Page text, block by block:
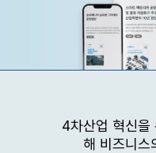
4차산업 혁신을
해 비즈니스